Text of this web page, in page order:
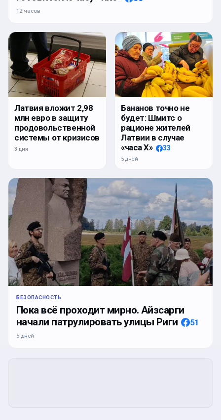
12 часов
Латвия вложит 2,98
млн евро в защиту
продовольственной
системы от кризисов
3 дня
Бананов точно не
будет: Шмитс о
рационе жителей
Латвии в случае
«часа Х»
33
5 дней
БЕЗОПАСНОСТЬ
Пока всё проходит мирно. Айзсарги
начали патрулировать улицы Риги
51
5 дней